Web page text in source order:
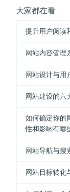
大家都在看
提升用户阅读
网站内容管理
网站设计与用
网站建设的六
如何确定你的
性和影响有哪
网站导航与搜
网站目标转化